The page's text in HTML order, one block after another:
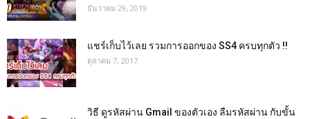
ธันวาคม 29, 2019
แชร์เก็บไว้เลย รวมการออกของ SS4 ครบทุกตัว !!
ตุลาคม 7, 2017
วิธี ดูรหัสผ่าน Gmail ของตัวเอง ลืมรหัสผ่าน กับขั้น